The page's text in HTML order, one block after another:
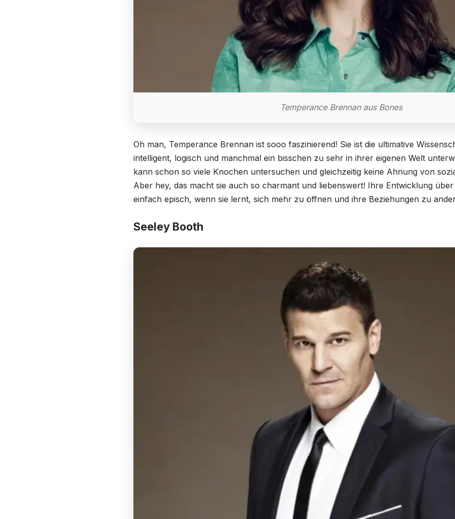
Temperance Brennan aus Bones
Oh man, Temperance Brennan ist sooo faszinierend! Sie ist die ultimative
intelligent, logisch und manchmal ein bisschen zu sehr in ihrer eigenen Welt
kann schon so viele Knochen untersuchen und gleichzeitig keine Ahnung von
Aber hey, das macht sie auch so charmant und liebenswert! Ihre Entwicklung
einfach episch, wenn sie lernt, sich mehr zu öffnen und ihre Beziehungen zu
Seeley Booth